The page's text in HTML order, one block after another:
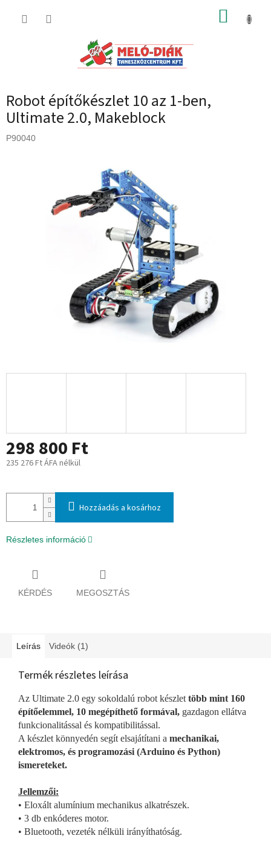
KOSÁR
Robot építőkészlet 10 az 1-ben,
Ultimate 2.0, Makeblock
P90040
298 800 Ft
235 276 Ft ÁFA nélkül
Hozzáadás a kosárhoz
Részletes információ
KÉRDÉS MEGOSZTÁS
Leírás Videók (1)
Termék részletes leírása
Az Ultimate 2.0 egy sokoldalú robot készlet több mint 160
építőelemmel, 10 megépíthető formával, gazdagon ellátva
funkcionalitással és kompatibilitással.
A készlet könnyedén segít elsajátítani a mechanikai,
elektromos, és programozási (Arduino és Python)
ismereteket.
Jellemzői:
• Eloxált alumínium mechanikus alkatrészek.
• 3 db enkóderes motor.
• Bluetooth, vezeték nélküli irányíthatóság.